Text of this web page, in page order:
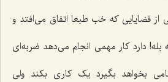
از قضایایی که خب طبعا اتفاق می‌افتد و
دارد کار مهمی انجام می‌دهد ضربه‌ای
بخواهد بگیرد یک کاری بکند ولی